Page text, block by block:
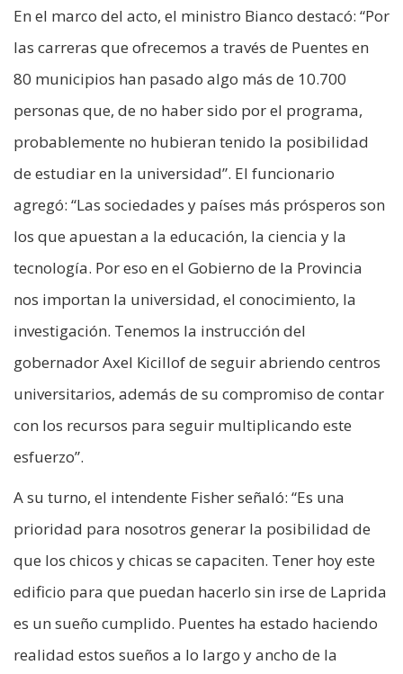
En el marco del acto, el ministro Bianco destacó: “Por
las carreras que ofrecemos a través de Puentes en
80 municipios han pasado algo más de 10.700
personas que, de no haber sido por el programa,
probablemente no hubieran tenido la posibilidad
de estudiar en la universidad”. El funcionario
agregó: “Las sociedades y países más prósperos son
los que apuestan a la educación, la ciencia y la
tecnología. Por eso en el Gobierno de la Provincia
nos importan la universidad, el conocimiento, la
investigación. Tenemos la instrucción del
gobernador Axel Kicillof de seguir abriendo centros
universitarios, además de su compromiso de contar
con los recursos para seguir multiplicando este
esfuerzo”.
A su turno, el intendente Fisher señaló: “Es una
prioridad para nosotros generar la posibilidad de
que los chicos y chicas se capaciten. Tener hoy este
edificio para que puedan hacerlo sin irse de Laprida
es un sueño cumplido. Puentes ha estado haciendo
realidad estos sueños a lo largo y ancho de la